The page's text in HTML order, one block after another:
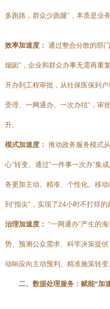
多跑路，群众少跑腿”，本质是业
效率加速度： 通过整合分散的部
烟囱”，企业和群众办事无需再重
开办到工程审批，从社保医保到
受理、一网通办、一次办结”，审
升。
模式加速度： 推动政务服务模式
心”转变。通过“一件事一次办”集
务更加主动、精准、个性化。移
到“指尖”，实现了24小时不打烊的
治理加速度： “一网通办”产生的
势、预测公众需求、科学决策提
动响应向主动预判、精准施策转变
二、数据处理服务：赋能“加